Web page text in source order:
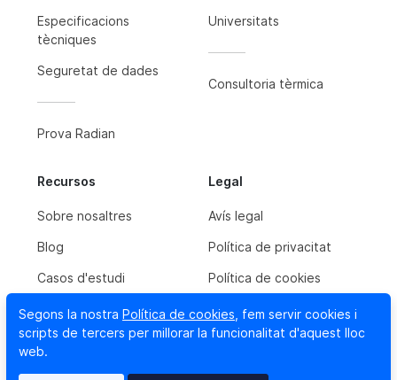
Especificacions
tècniques
Seguretat de dades
Prova Radian
Universitats
Consultoria tèrmica
Recursos
Sobre nosaltres
Blog
Casos d'estudi
Contacta'ns
Newsletter
Legal
Avís legal
Política de privacitat
Política de cookies
Segons la nostra Política de cookies , fem servir cookies i
scripts de tercers per millorar la funcionalitat d'aquest lloc
web.